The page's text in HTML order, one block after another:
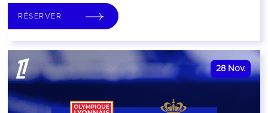
RÉSERVER
28 Nov.